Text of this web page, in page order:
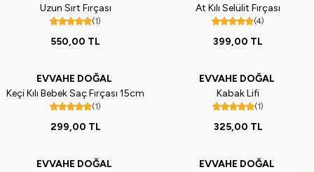
Uzun Sırt Fırçası
(1)
550,00 TL
At Kılı Selülit Fırçası
(4)
399,00 TL
EVVAHE DOĞAL
Keçi Kılı Bebek Saç Fırçası 15cm
(1)
299,00 TL
EVVAHE DOĞAL
Kabak Lifi
(1)
325,00 TL
EVVAHE DOĞAL
EVVAHE DOĞAL